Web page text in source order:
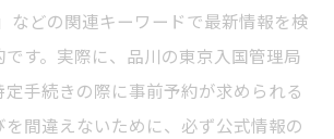
などの関連キーワードで最新情報を検
す。実際に、品川の東京入国管理局
手続きの際に事前予約が求められる
を間違えないために、必ず公式情報の